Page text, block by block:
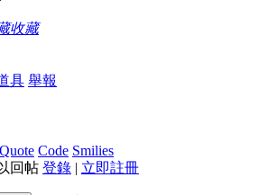
收藏
具 舉報
Quote Code Smilies
回帖 登錄 | 立即註冊